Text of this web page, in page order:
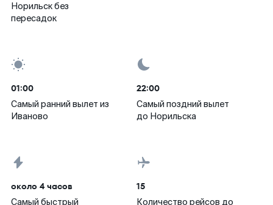
Норильск без
пересадок
01:00
Самый ранний вылет из
Иваново
22:00
Самый поздний вылет
до Норильска
около 4 часов
Самый быстрый
15
Количество рейсов до